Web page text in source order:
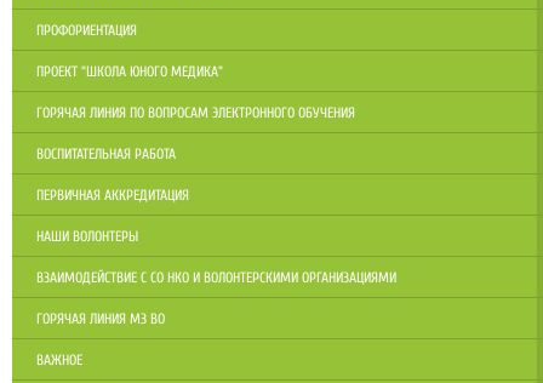
ПРОФОРИЕНТАЦИЯ
ПРОЕКТ "ШКОЛА ЮНОГО МЕДИКА"
ГОРЯЧАЯ ЛИНИЯ ПО ВОПРОСАМ ЭЛЕКТРОННОГО ОБУЧЕНИЯ
ВОСПИТАТЕЛЬНАЯ РАБОТА
ПЕРВИЧНАЯ АККРЕДИТАЦИЯ
НАШИ ВОЛОНТЕРЫ
ВЗАИМОДЕЙСТВИЕ С СО НКО И ВОЛОНТЕРСКИМИ ОРГАНИЗАЦИЯМИ
ГОРЯЧАЯ ЛИНИЯ МЗ ВО
ВАЖНОЕ